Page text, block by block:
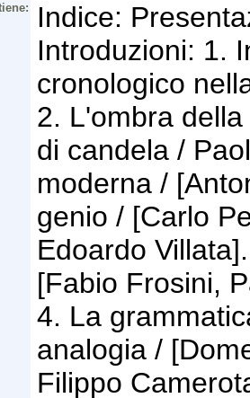
Indice:
Introduzioni: 1.
cronologico
2. L'ombra
di candela /
moderna /
genio / [Carlo
Edoardo
[Fabio Frosini,
4. La
analogia /
Filippo